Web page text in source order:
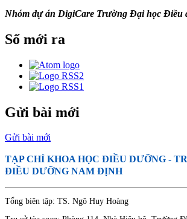
Nhóm dự án DigiCare Trường Đại học Điều
Số mới ra
Gửi bài mới
Gửi bài mới
TẠP CHÍ KHOA HỌC ĐIỀU DƯỠNG -
ĐIỀU DƯỠNG NAM ĐỊNH
Tổng biên tập: TS. Ngô Huy Hoàng